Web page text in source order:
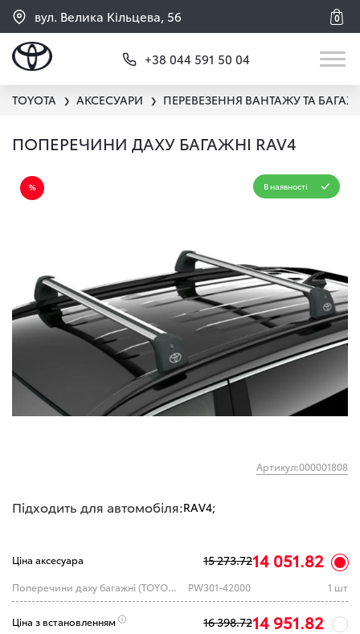
вул. Велика Кільцева, 56 0
+38 044 591 50 04
TOYOTA ❯ АКСЕСУАРИ ❯ ПЕРЕВЕЗЕННЯ ВАНТАЖУ ТА
ПОПЕРЕЧИНИ ДАХУ БАГАЖНІ RAV4
В наявності
Артикул:000001808
Підходить для автомобіля:RAV4;
Ціна аксесуара 15 273.7214 051.82
Поперечини даху багажні (TOYOTA) PW301-42000 1 шт
Ціна з встановленням 16 398.7214 951.82